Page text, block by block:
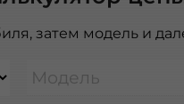
затем модель и
Модель